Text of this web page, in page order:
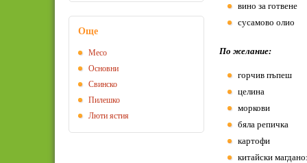
вино за готвене
сусамово олио
По желание:
горчив пъпеш
целина
моркови
бяла репичка
картофи
китайски
Още
Месо
Основни
Свинско
Пилешко
Люти ястия